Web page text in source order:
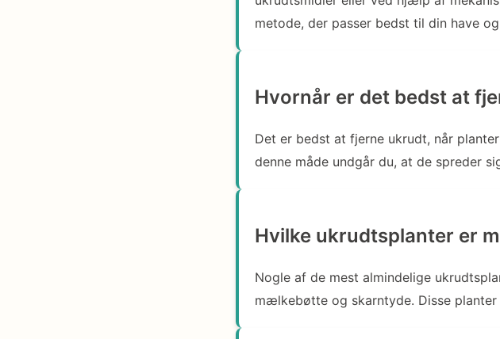
metode, der passer bedst til din have
Hvornår er det bedst at
Det er bedst at fjerne ukrudt, når
denne måde undgår du, at de spreder
Hvilke ukrudtsplanter er
Nogle af de mest almindelige
mælkebøtte og skarntyde. Disse